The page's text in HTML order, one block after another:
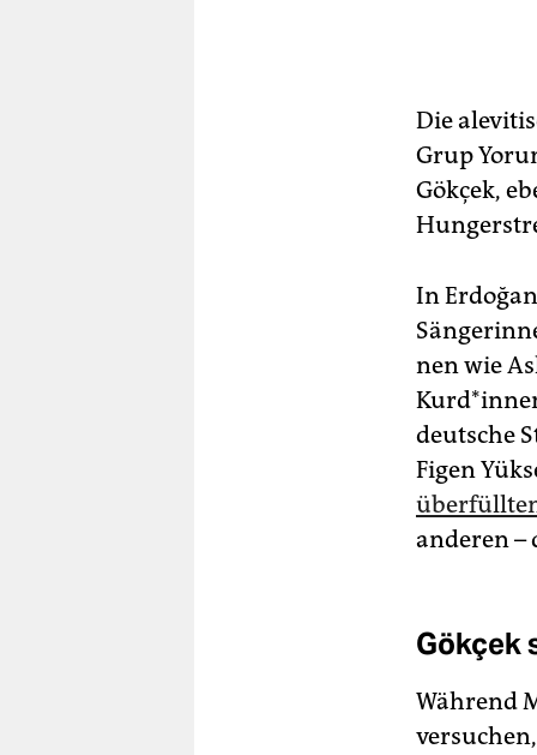
Die
Grup
Gökçek,
In
nen wie
deutsche
Figen
anderen –
Gökçek
Während